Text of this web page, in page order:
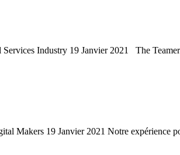
Industry 19 Janvier 2021 The
19 Janvier 2021 Notre expérience